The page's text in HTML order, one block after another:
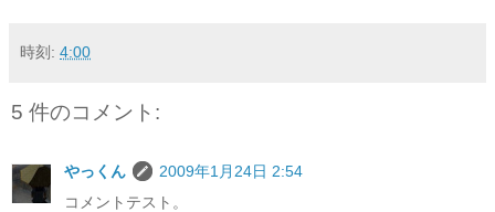
時刻: 4:00
5 件のコメント:
やっくん
2009年1月24日 2:54
コメントテスト。